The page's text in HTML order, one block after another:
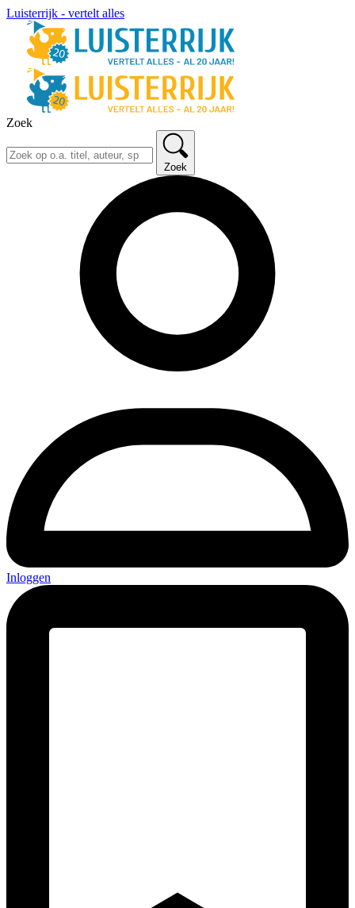
Luisterrijk - vertelt alles
Zoek
Zoek
Inloggen